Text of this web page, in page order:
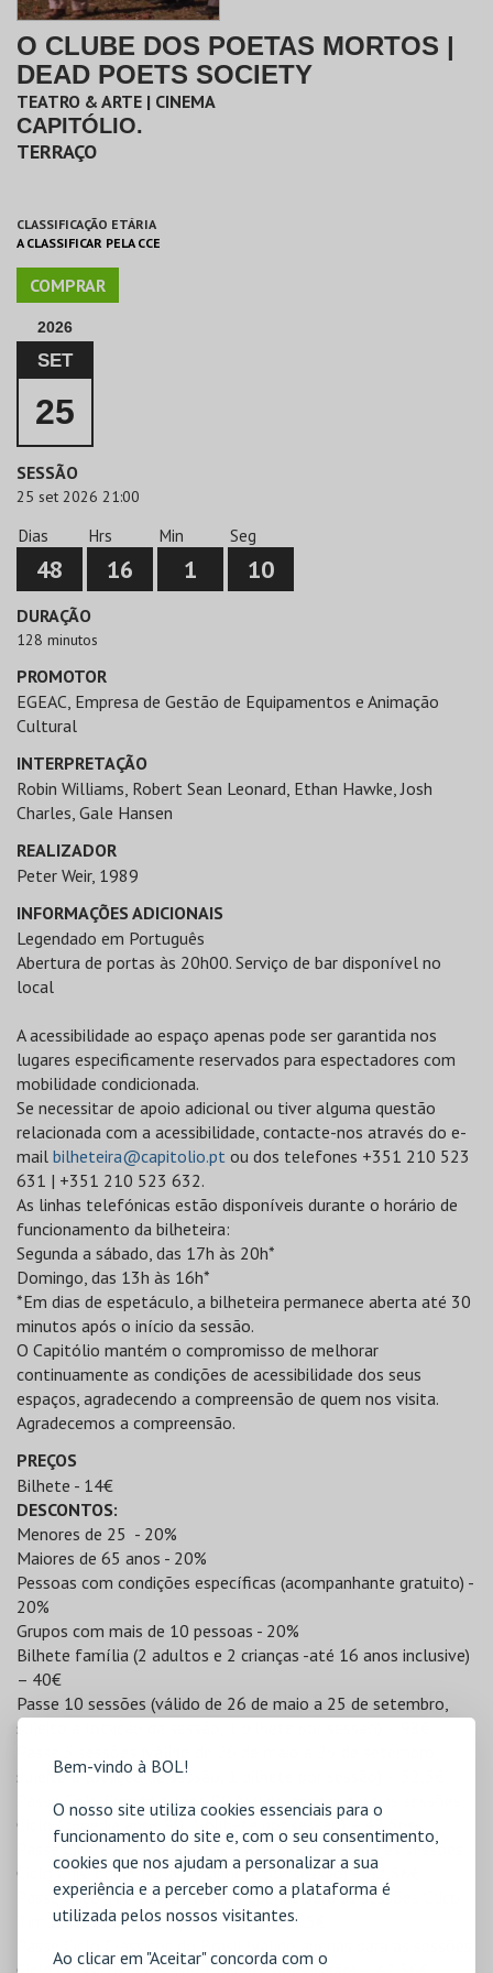
Bem-vindo à BOL!
O nosso site utiliza cookies essenciais para o
funcionamento do site e, com o seu consentimento,
cookies que nos ajudam a personalizar a sua
experiência e a perceber como a plataforma é
utilizada pelos nossos visitantes.
Ao clicar em "Aceitar" concorda com o
O CLUBE DOS POETAS MORTOS |
DEAD POETS SOCIETY
TEATRO & ARTE | CINEMA
CAPITÓLIO.
TERRAÇO
CLASSIFICAÇÃO ETÁRIA
A CLASSIFICAR PELA CCE
COMPRAR
2026
SET
25
SESSÃO
25 set 2026 21:00
Dias
48
Hrs
16
Min
1
Seg
10
DURAÇÃO
128 minutos
PROMOTOR
EGEAC, Empresa de Gestão de Equipamentos e Animação
Cultural
INTERPRETAÇÃO
Robin Williams, Robert Sean Leonard, Ethan Hawke, Josh
Charles, Gale Hansen
REALIZADOR
Peter Weir, 1989
INFORMAÇÕES ADICIONAIS
Legendado em Português
Abertura de portas às 20h00. Serviço de bar disponível no
local
A acessibilidade ao espaço apenas pode ser garantida nos
lugares especificamente reservados para espectadores com
mobilidade condicionada.
Se necessitar de apoio adicional ou tiver alguma questão
relacionada com a acessibilidade, contacte-nos através do e-
mail bilheteira@capitolio.pt ou dos telefones +351 210 523
631 | +351 210 523 632.
As linhas telefónicas estão disponíveis durante o horário de
funcionamento da bilheteira:
Segunda a sábado, das 17h às 20h*
Domingo, das 13h às 16h*
*Em dias de espetáculo, a bilheteira permanece aberta até 30
minutos após o início da sessão.
O Capitólio mantém o compromisso de melhorar
continuamente as condições de acessibilidade dos seus
espaços, agradecendo a compreensão de quem nos visita.
Agradecemos a compreensão.
PREÇOS
Bilhete - 14€
DESCONTOS:
Menores de 25 - 20%
Maiores de 65 anos - 20%
Pessoas com condições específicas (acompanhante gratuito) -
20%
Grupos com mais de 10 pessoas - 20%
Bilhete família (2 adultos e 2 crianças -até 16 anos inclusive)
– 40€
Passe 10 sessões (válido de 26 de maio a 25 de setembro,
sujeito à lotação da sessão, 1 bilhete por sessão) – 98€
sujeito à lotação da sessão, 1 bilhete por sessão) – 52,5€
Passe Ciclo Comédia anos 90 (válido apenas para as sessões
Ciclo Comédia anos 90, 1 bilhete por sessão) – 42,56€
Passe Ciclo Chistopher Nolan (válido apenas para as sessões
Ciclo Chistopher Nolan, 1 bilhete por sessão) – 42,56€
Passe Clico Tim Burton (válido apenas para as sessões Clico
Tim Burton, 1 bilhete por sessão) – 52,5€